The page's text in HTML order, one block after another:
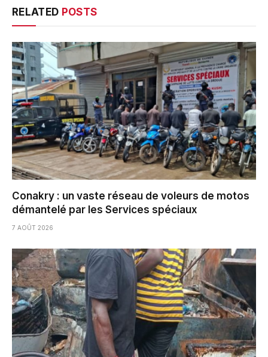
RELATED POSTS
Conakry : un vaste réseau de voleurs de motos
démantelé par les Services spéciaux
7 AOÛT 2026